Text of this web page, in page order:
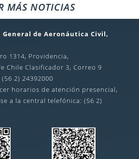
MÁS NOTICIAS
General de Aeronáutica Civil,
1314, Providencia,
Chile Clasificador 3, Correo 9
(56 2) 24392000
horarios de atención presencial,
a la central telefónica: (56 2)